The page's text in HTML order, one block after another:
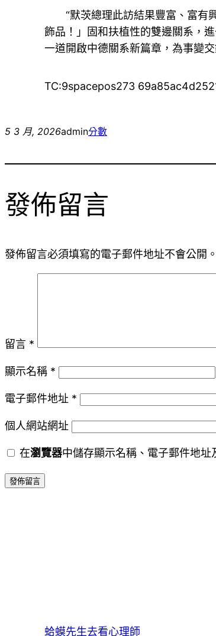
“默茨總理此訪結果豐富、富有
飾品！」固和扶植性的雙邊關系，
一道開啟中德關系新篇章，為事變
TC:9spacepos273
5 3 月, 2026admin分數
發佈留言
發佈留言必須填寫的電子郵件地址不會公開。
留言 *
顯示名稱 *
電子郵件地址 *
個人網站網址
在瀏覽器中儲存顯示名稱、電子郵件地址
蛤蟆先生去看心理師